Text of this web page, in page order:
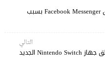
زيادة في معدلات مستخدمي تطبيق Facebook Messenger بسبب
التالي